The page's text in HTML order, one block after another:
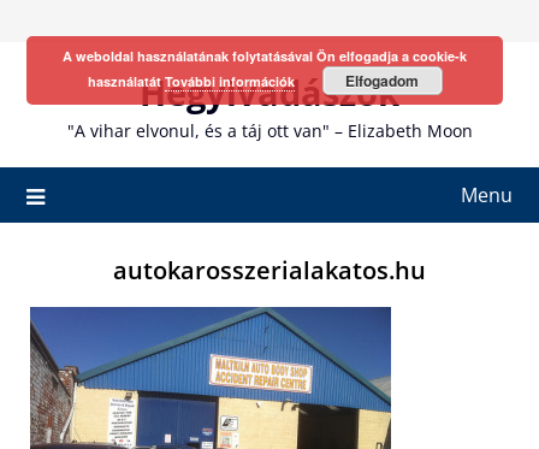
Hegyivadászok
"A vihar elvonul, és a táj ott van" – Elizabeth Moon
Menu
autokarosszerialakatos.hu
A weboldal használatának folytatásával Ön elfogadja a cookie-k
használatátTovábbi információk Elfogadom